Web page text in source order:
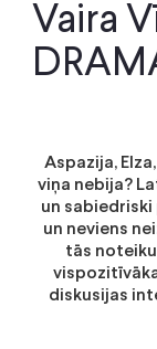
Vaira
Aspazija,
viņa nebija?
un
un neviens
tās
diskusijas